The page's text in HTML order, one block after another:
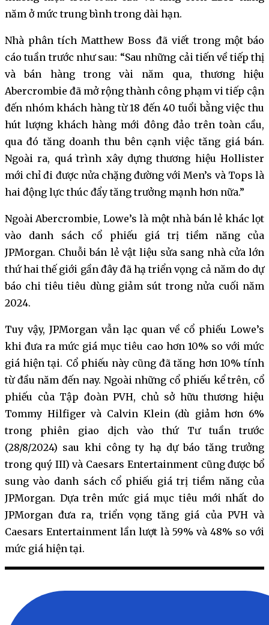
năm ở mức trung bình trong dài hạn.
Nhà phân tích Matthew Boss đã viết trong một báo
cáo tuần trước như sau: “Sau những cải tiến về tiếp thị
và bán hàng trong vài năm qua, thương hiệu
Abercrombie đã mở rộng thành công phạm vi tiếp cận
đến nhóm khách hàng từ 18 đến 40 tuổi bằng việc thu
hút lượng khách hàng mới đông đảo trên toàn cầu,
qua đó tăng doanh thu bên cạnh việc tăng giá bán.
Ngoài ra, quá trình xây dựng thương hiệu Hollister
mới chỉ đi được nửa chặng đường với Men’s và Tops là
hai động lực thúc đẩy tăng trưởng mạnh hơn nữa.”
Ngoài Abercrombie, Lowe’s là một nhà bán lẻ khác lọt
vào danh sách cổ phiếu giá trị tiềm năng của
JPMorgan. Chuỗi bán lẻ vật liệu sửa sang nhà cửa lớn
thứ hai thế giới gần đây đã hạ triển vọng cả năm do dự
báo chi tiêu tiêu dùng giảm sút trong nửa cuối năm
2024.
Tuy vậy, JPMorgan vẫn lạc quan về cổ phiếu Lowe’s
khi đưa ra mức giá mục tiêu cao hơn 10% so với mức
giá hiện tại. Cổ phiếu này cũng đã tăng hơn 10% tính
từ đầu năm đến nay. Ngoài những cổ phiếu kể trên, cổ
phiếu của Tập đoàn PVH, chủ sở hữu thương hiệu
Tommy Hilfiger và Calvin Klein (dù giảm hơn 6%
trong phiên giao dịch vào thứ Tư tuần trước
(28/8/2024) sau khi công ty hạ dự báo tăng trưởng
trong quý III) và Caesars Entertainment cũng được bổ
sung vào danh sách cổ phiếu giá trị tiềm năng của
JPMorgan. Dựa trên mức giá mục tiêu mới nhất do
JPMorgan đưa ra, triển vọng tăng giá của PVH và
Caesars Entertainment lần lượt là 59% và 48% so với
mức giá hiện tại.